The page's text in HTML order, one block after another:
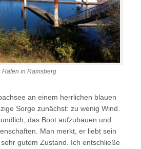
Hafen in Ramsberg
an einem herrlichen blauen
Sorge zunächst: zu wenig Wind.
das Boot aufzubauen und
Man merkt, er liebt sein
gutem Zustand. Ich entschließe